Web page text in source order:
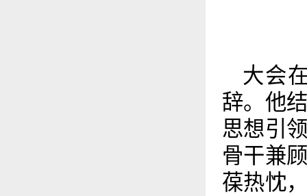
大会
辞。他
思想引
骨干兼
葆热忱